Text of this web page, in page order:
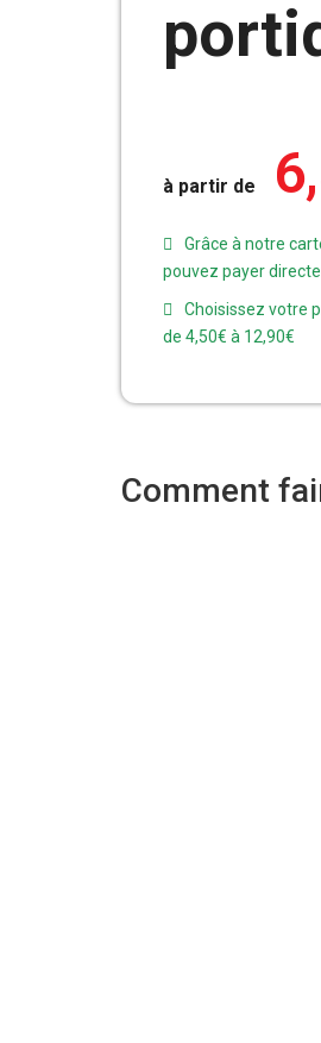
à partir de
Grâce à notre
pouvez payer
Choisissez votre
de 4,50€ à 12,90€
Comment